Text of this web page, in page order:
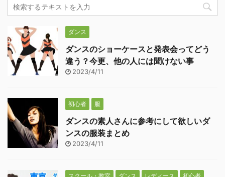
ダンス
ダンスのショーケースと発表会ってどう
違う？今更、他の人には聞けない事
2023/4/11
初心者 服
ダンスの素人さんに参考にして欲しいダ
ンスの服装まとめ
2023/4/11